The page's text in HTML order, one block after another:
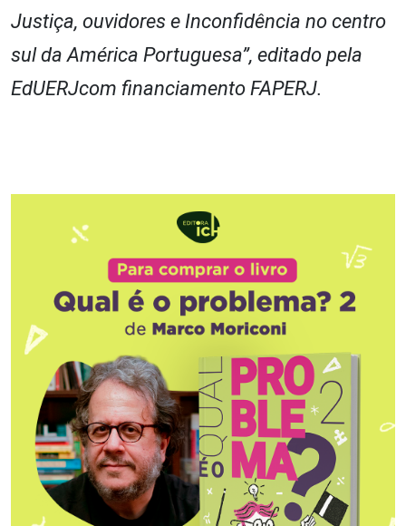
Justiça, ouvidores e Inconfidência no centro
sul da América Portuguesa”, editado pela
EdUERJcom financiamento FAPERJ.